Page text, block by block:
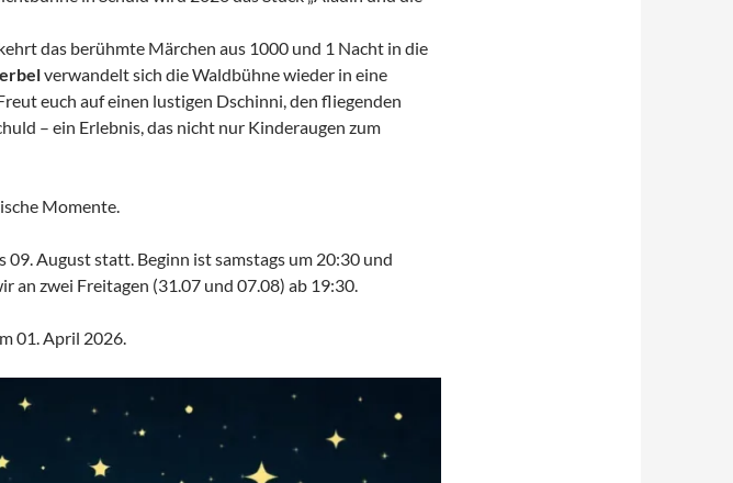
das berühmte Märchen aus 1000 und 1 Nacht in die
verwandelt sich die Waldbühne wieder in eine
euch auf einen lustigen Dschinni, den fliegenden
– ein Erlebnis, das nicht nur Kinderaugen zum
Momente.
August statt. Beginn ist samstags um 20:30 und
an zwei Freitagen (31.07 und 07.08) ab 19:30.
01. April 2026.